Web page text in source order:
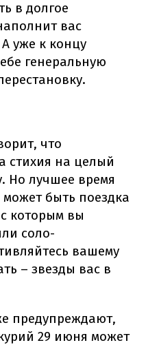
в долгое
вас
уже к концу
генеральную
что
стихия на целый
Но лучшее время
быть поездка
которым вы
соло-
вашему
– звезды вас в
предупреждают,
29 июня может